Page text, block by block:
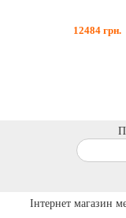
12484 грн.
Інтернет магазин